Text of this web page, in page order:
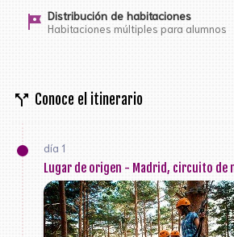
tour Distribución de habitaciones
Habitaciones múltiples para alumnos
call_split Conoce el itinerario
día 1
Lugar de origen - Madrid, circuito de